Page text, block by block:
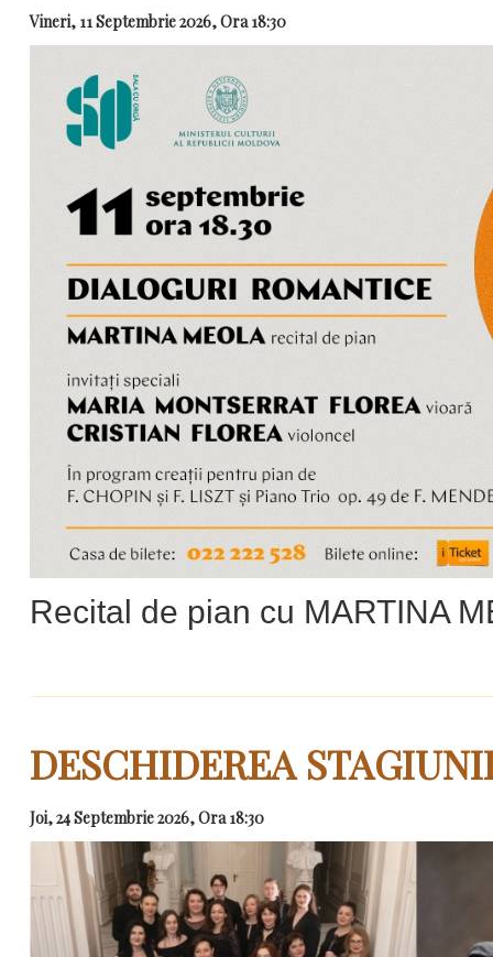
Vineri, 11 Septembrie 2026, Ora 18:30
Recital de pian cu MARTINA
DESCHIDEREA
Joi, 24 Septembrie 2026, Ora 18:30